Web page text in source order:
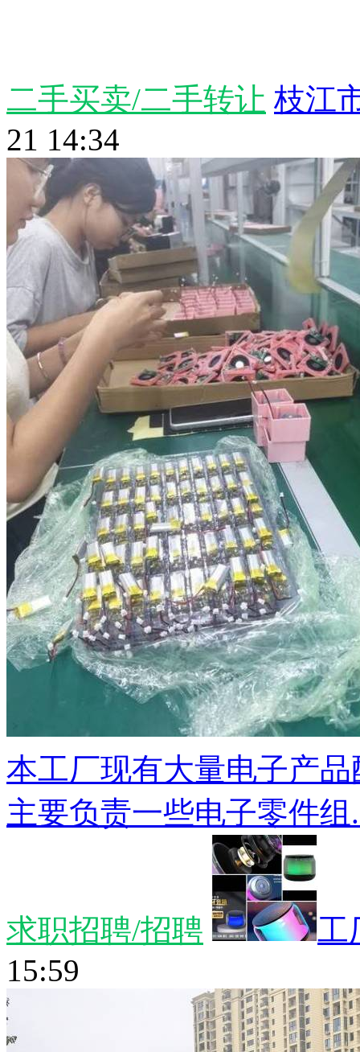
二手买卖/二手转让 枝江
21 14:34
本工厂现有大量电子产
主要负责一些电子零件组
求职招聘/招聘
工
15:59